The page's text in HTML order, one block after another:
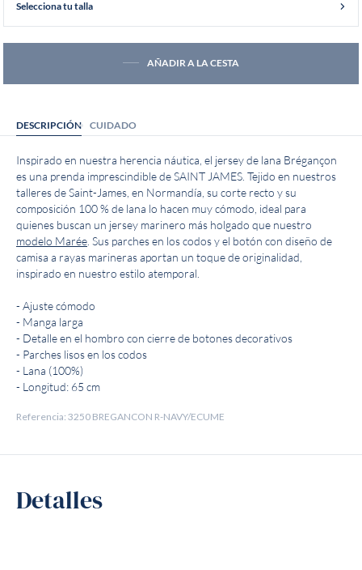
Selecciona tu talla
AÑADIR A LA CESTA
DESCRIPCIÓN CUIDADO
Inspirado en nuestra herencia náutica, el jersey de lana Brégançon
es una prenda imprescindible de SAINT JAMES. Tejido en nuestros
talleres de Saint-James, en Normandía, su corte recto y su
composición 100 % de lana lo hacen muy cómodo, ideal para
quienes buscan un jersey marinero más holgado que nuestro
modelo Marée . Sus parches en los codos y el botón con diseño de
camisa a rayas marineras aportan un toque de originalidad,
inspirado en nuestro estilo atemporal.
- Ajuste cómodo
- Manga larga
- Detalle en el hombro con cierre de botones decorativos
- Parches lisos en los codos
- Lana (100%)
- Longitud: 65 cm
Referencia: 3250 BREGANCON R-NAVY/ECUME
Detalles